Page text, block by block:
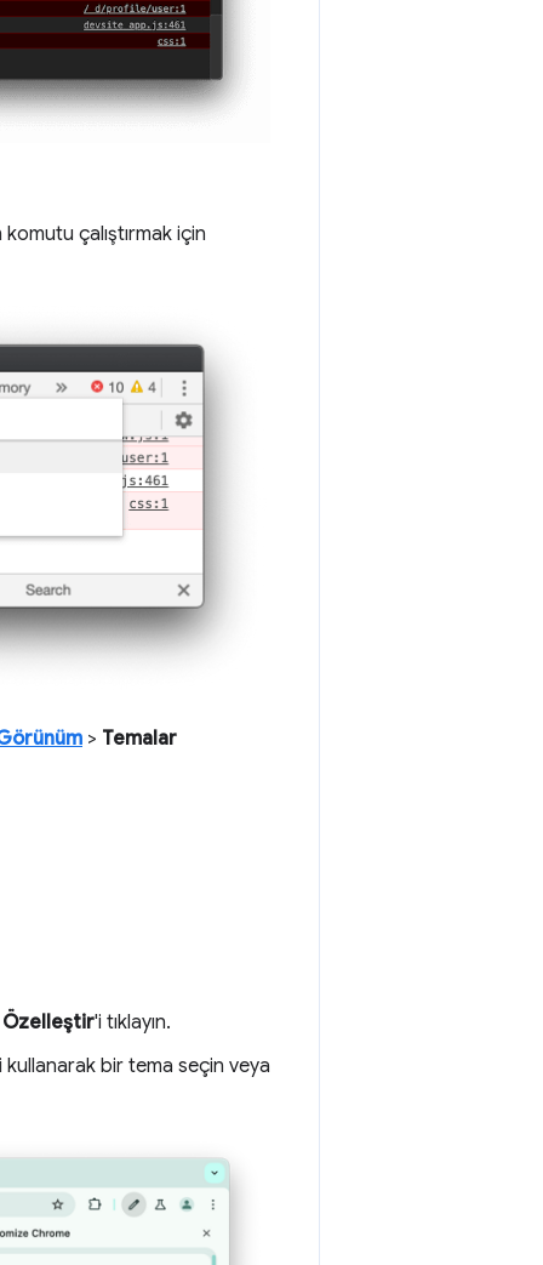
çalıştırmak için
> Temalar
'i tıklayın.
kullanarak bir tema seçin veya